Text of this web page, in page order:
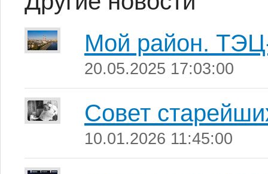
Мой район.
20.05.2025 17:03:00
Совет
10.01.2026 11:45:00